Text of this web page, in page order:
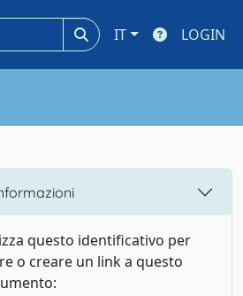
IT LOGIN
questo identificativo per
o creare un link a questo